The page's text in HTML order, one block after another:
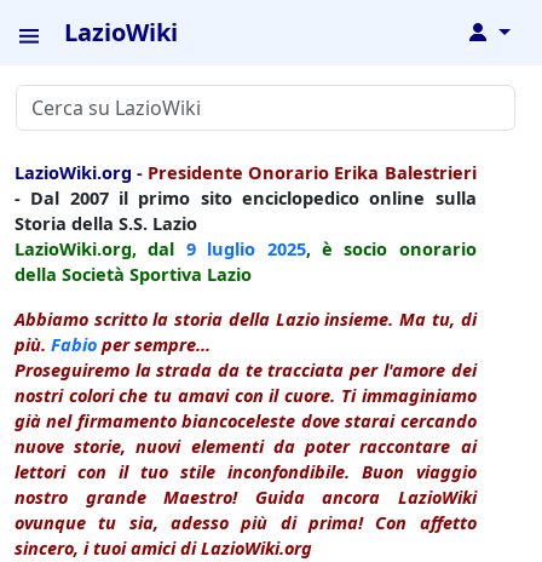
LazioWiki ↓
LazioWiki.org - Presidente Onorario Erika Balestrieri
- Dal 2007 il primo sito enciclopedico online sulla
Storia della S.S. Lazio
LazioWiki.org, dal 9 luglio 2025, è socio onorario
della Società Sportiva Lazio
Abbiamo scritto la storia della Lazio insieme. Ma tu, di
più. Fabio per sempre...
Proseguiremo la strada da te tracciata per l'amore dei
nostri colori che tu amavi con il cuore. Ti immaginiamo
già nel firmamento biancoceleste dove starai cercando
nuove storie, nuovi elementi da poter raccontare ai
lettori con il tuo stile inconfondibile. Buon viaggio
nostro grande Maestro! Guida ancora LazioWiki
ovunque tu sia, adesso più di prima! Con affetto
sincero, i tuoi amici di LazioWiki.org